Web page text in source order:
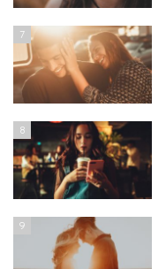
7
8
9